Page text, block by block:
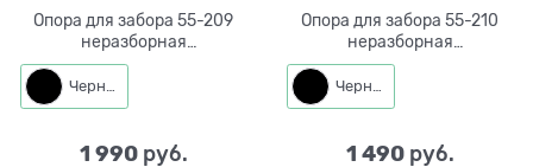
Опора для забора 55-209
неразборная
металлическая h=70 см
Черный
1 990 руб.
Опора для забора 55-210
неразборная
металлическая h=50 см
Черный
1 490 руб.